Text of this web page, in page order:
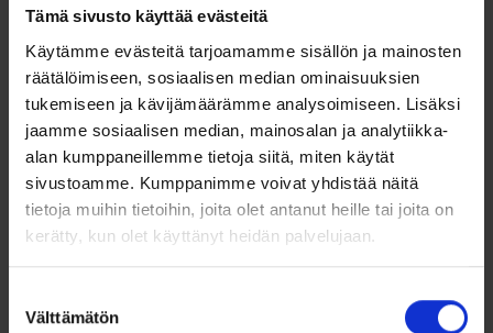
Tämä sivusto käyttää evästeitä
Käytämme evästeitä tarjoamamme sisällön ja mainosten
räätälöimiseen, sosiaalisen median ominaisuuksien
tukemiseen ja kävijämäärämme analysoimiseen. Lisäksi
jaamme sosiaalisen median, mainosalan ja analytiikka-
alan kumppaneillemme tietoja siitä, miten käytät
sivustoamme. Kumppanimme voivat yhdistää näitä
tietoja muihin tietoihin, joita olet antanut heille tai joita on
kerätty, kun olet käyttänyt heidän palvelujaan.
valinta
Välttämätön
valinnassa voi olla tarpeen ottaa tämä huomioon ja valita
vaikuttaa myös sen istuvuuteen; leveämpi sormus tuntuu
yleensä tiukemmalta, kun taas kapeampi voi tuntua
väljemmältä.
Jos olet epävarma koon valinnasta, älä epäröi ottaa yhteyttä
asiakaspalveluumme!
Vaihto- ja palautusoikeus
tärkeää, sillä tämä sormus valmistetaan mittatilaustyönä eikä
palautusoikeutta. Mikäli tilaamasi koko ei ole sopiva,